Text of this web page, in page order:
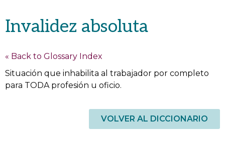
Invalidez absoluta
« Back to Glossary Index
Situación que inhabilita al trabajador por completo
para TODA profesión u oficio.
VOLVER AL DICCIONARIO